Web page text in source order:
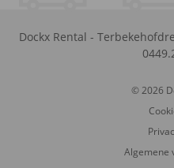
Dockx Rental -
© 2026
Algemene